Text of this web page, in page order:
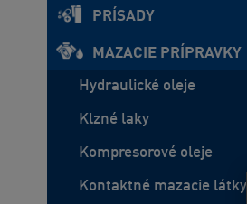
PRÍSADY
MAZACIE PRÍPRAVKY
Hydraulické oleje
Klzné laky
Kompresorové oleje
Kontaktné mazacie látky